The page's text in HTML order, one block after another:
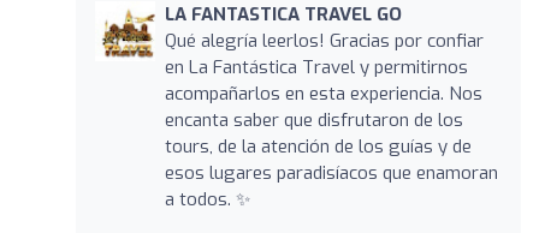
LA FANTASTICA TRAVEL GO
Qué alegría leerlos! Gracias por confiar
en La Fantástica Travel y permitirnos
acompañarlos en esta experiencia. Nos
encanta saber que disfrutaron de los
tours, de la atención de los guías y de
esos lugares paradisíacos que enamoran
a todos. ✨